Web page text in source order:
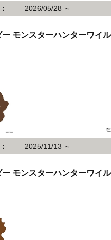
2026/05/28 ～
モンスターハンターワイ
2025/11/13 ～
モンスターハンターワイ